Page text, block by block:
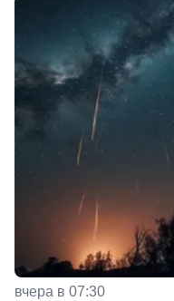
вчера в 07:30